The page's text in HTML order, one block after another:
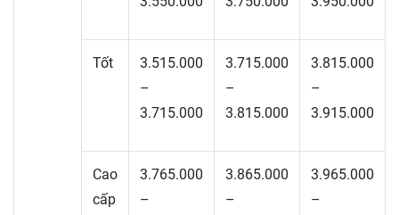
Tốt
3.515.000
–
3.715.000
3.715.000
–
3.815.000
3.815.000
–
3.915.000
Cao
cấp
3.765.000
–
3.865.000
–
3.965.000
–